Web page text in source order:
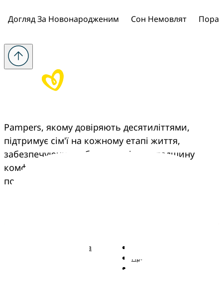
Догляд За Новонародженим Сон Немовлят
Pampers, якому довіряють десятиліттями,
підтримує сім'ї на кожному етапі життя,
забезпечуючи турботу, досвід та спадщину
комфорту, що переходить з покоління в
покоління.
Підгузки Pampers із
Правові положення